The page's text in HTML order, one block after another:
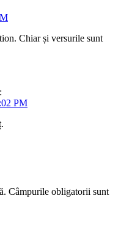
Chiar și versurile sunt
PM
Câmpurile obligatorii sunt